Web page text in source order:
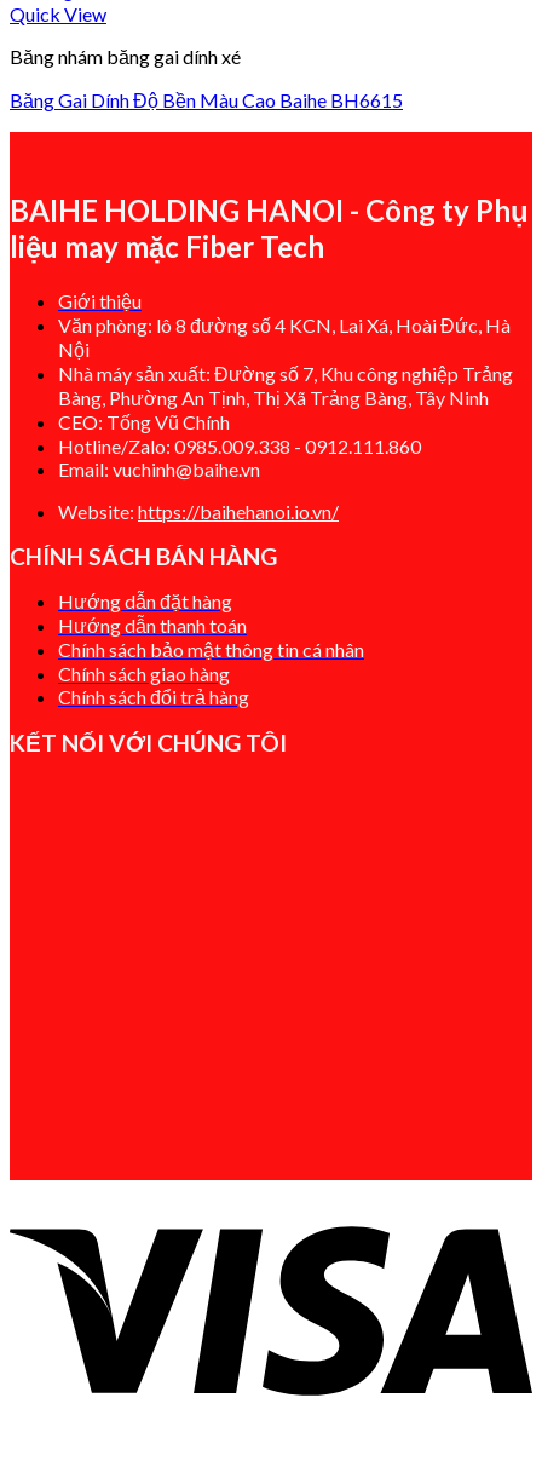
Quick View
Băng nhám băng gai dính xé
Băng Gai Dính Độ Bền Màu Cao Baihe BH6615
BAIHE HOLDING HANOI - Công ty Phụ
liệu may mặc Fiber Tech
Giới thiệu
Văn phòng: lô 8 đường số 4 KCN, Lai Xá, Hoài Đức, Hà
Nội
Nhà máy sản xuất: Đường số 7, Khu công nghiệp Trảng
Bàng, Phường An Tịnh, Thị Xã Trảng Bàng, Tây Ninh
CEO: Tống Vũ Chính
Hotline/Zalo: 0985.009.338 - 0912.111.860
Email: vuchinh@baihe.vn
Website: https://baihehanoi.io.vn/
CHÍNH SÁCH BÁN HÀNG
Hướng dẫn đặt hàng
Hướng dẫn thanh toán
Chính sách bảo mật thông tin cá nhân
Chính sách giao hàng
Chính sách đổi trả hàng
KẾT NỐI VỚI CHÚNG TÔI